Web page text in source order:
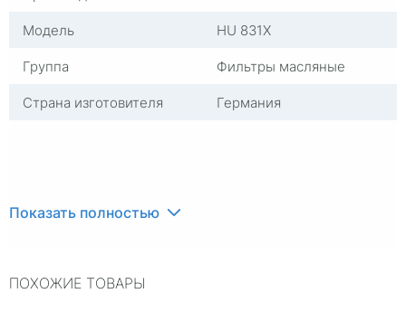
Модель
HU 831X
Группа
Фильтры масляные
Страна изготовителя
Германия
Показать полностью
ПОХОЖИЕ ТОВАРЫ